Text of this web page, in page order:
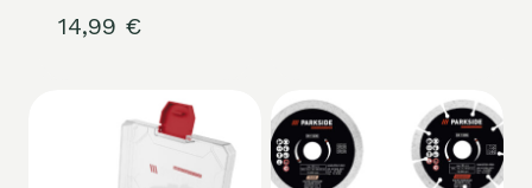
14,99 €